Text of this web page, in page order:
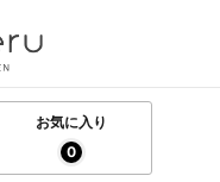
お気に入り
0